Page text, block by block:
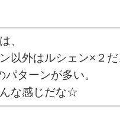
、
ン以外はルシェン×２
ターンが多い。
な感じだな☆